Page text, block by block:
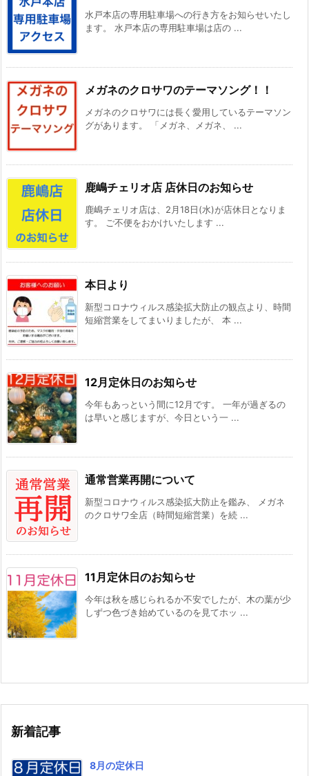
水戸本店の専用駐車場への行き方をお知らせいたし
ます。 水戸本店の専用駐車場は店の ...
メガネのクロサワのテーマソング！！
メガネのクロサワには長く愛用しているテーマソン
グがあります。 「メガネ、メガネ、 ...
鹿嶋チェリオ店 店休日のお知らせ
鹿嶋チェリオ店は、2月18日(水)が店休日となりま
す。 ご不便をおかけいたします ...
本日より
新型コロナウィルス感染拡大防止の観点より、時間
短縮営業をしてまいりましたが、 本 ...
12月定休日のお知らせ
今年もあっという間に12月です。 一年が過ぎるの
は早いと感じますが、今日という一 ...
通常営業再開について
新型コロナウィルス感染拡大防止を鑑み、 メガネ
のクロサワ全店（時間短縮営業）を続 ...
11月定休日のお知らせ
今年は秋を感じられるか不安でしたが、木の葉が少
しずつ色づき始めているのを見てホッ ...
新着記事
8月の定休日